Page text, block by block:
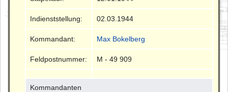
Indienststellung: 02.03.1944
Kommandant: Max Bokelberg
Feldpostnummer: M - 49 909
Kommandanten